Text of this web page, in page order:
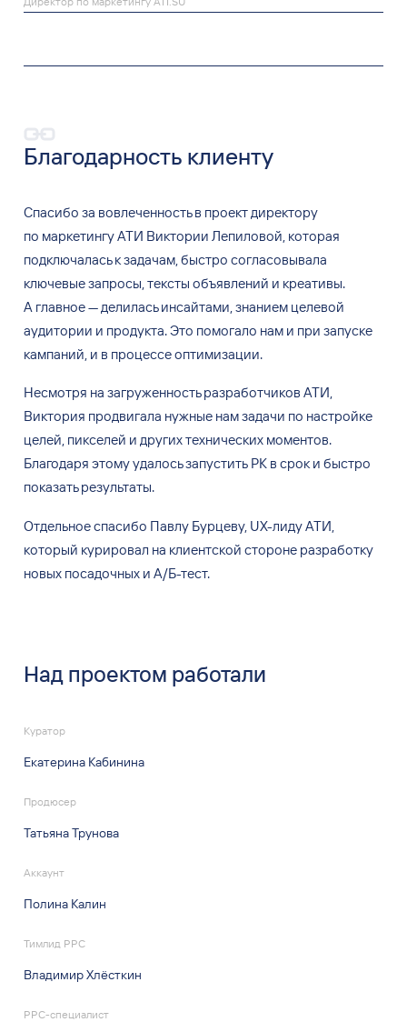
Благодарность клиенту
Спасибо за вовлеченность в проект директору
по маркетингу АТИ Виктории Лепиловой, которая
подключалась кзадачам, быстро согласовывала
ключевые запросы, тексты объявлений и креативы.
А главное—делилась инсайтами, знанием целевой
аудитории и продукта. Это помогало нам и при запуске
кампаний, и в процессе оптимизации.
Несмотря на загруженность разработчиков АТИ,
Виктория продвигала нужные нам задачи по настройке
целей, пикселей и других технических моментов.
Благодаря этому удалось запустить РК в срок и быстро
показать результаты.
Отдельное спасибо Павлу Бурцеву, UX-лиду АТИ,
который курировал на клиентской стороне разработку
новых посадочных и А/Б-тест.
Над проектом работали
Куратор
Екатерина Кабинина
Продюсер
Татьяна Трунова
Аккаунт
Полина Калин
Тимлид PPC
Владимир Хлёсткин
PPC-специалист